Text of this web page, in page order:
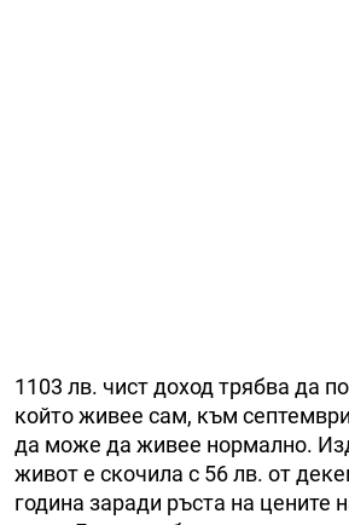
1103 лв. чист доход трябва да
който живее сам, към
да може да живее нормално.
живот е скочила с 56 лв. от
година заради ръста на цените